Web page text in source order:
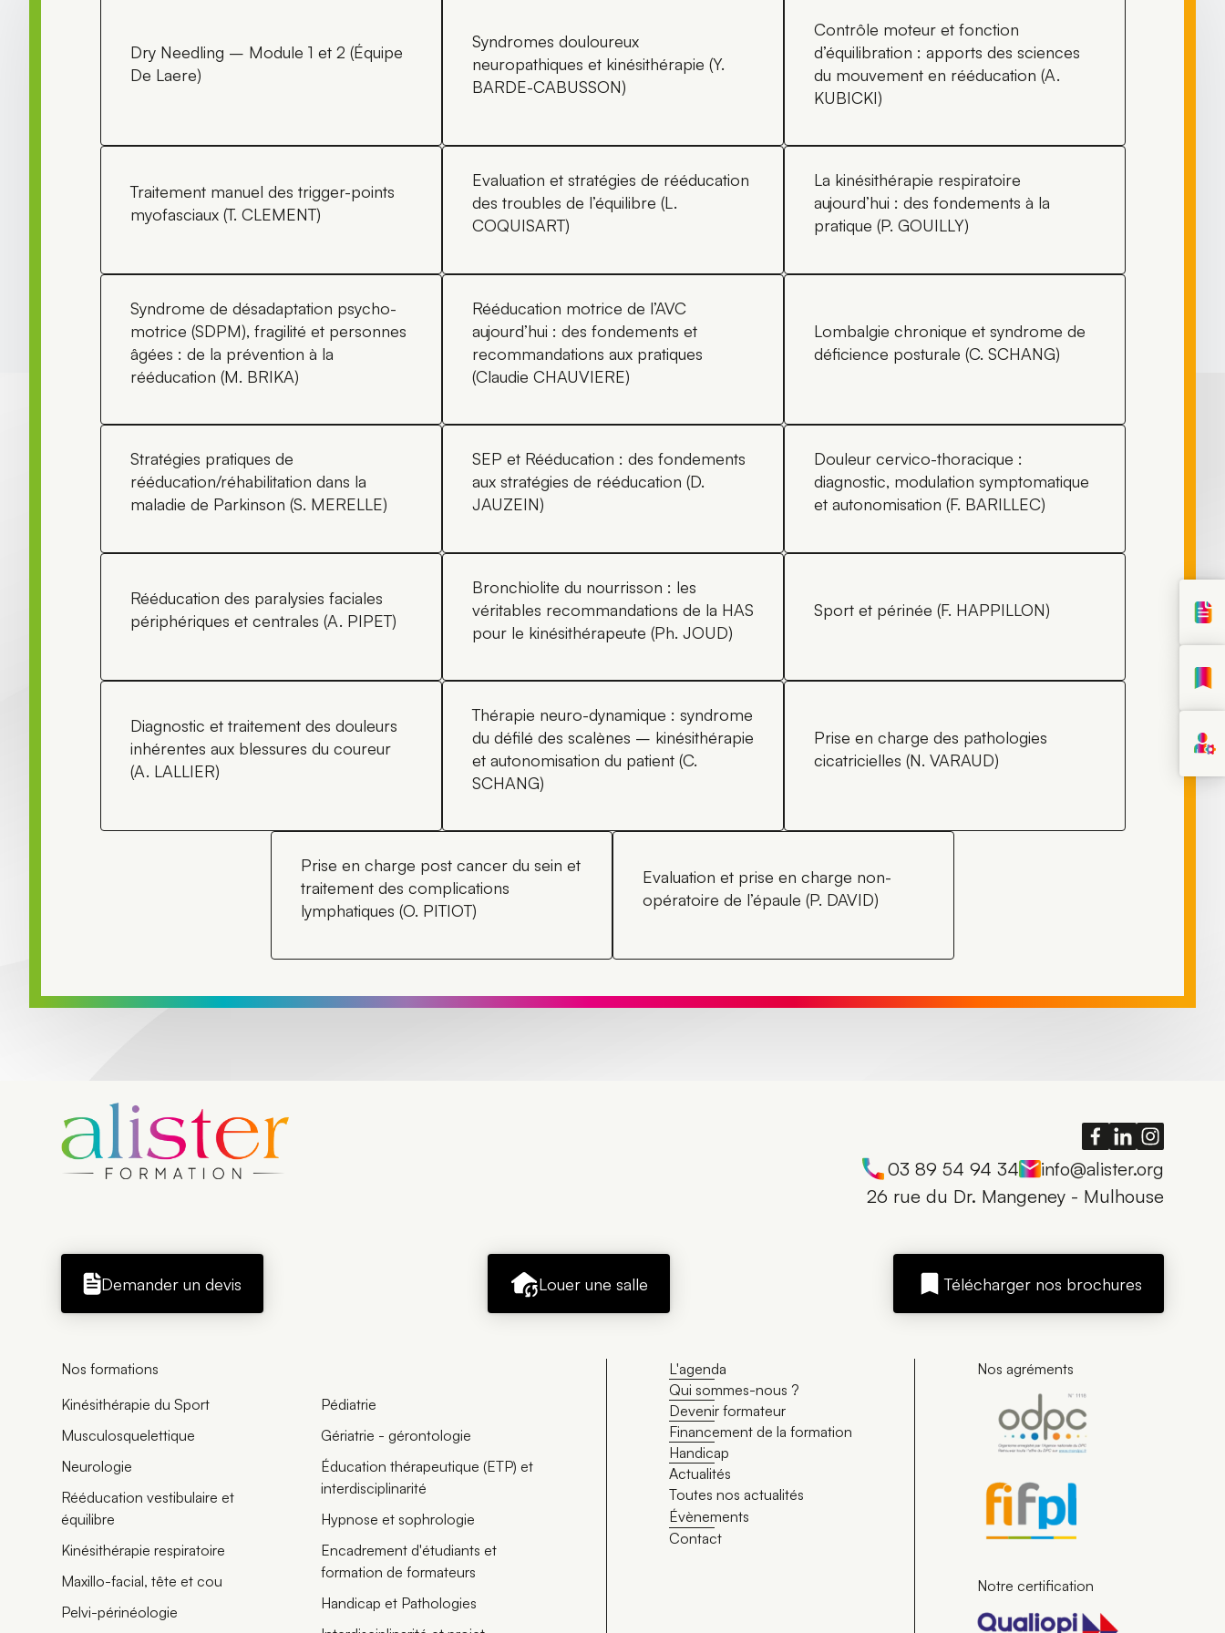
Dry Needling – Module 1 et 2 (Équipe
De Laere)
Syndromes douloureux
neuropathiques et kinésithérapie (Y.
BARDE-CABUSSON)
Contrôle moteur et fonction
d’équilibration : apports des sciences
du mouvement en rééducation (A.
KUBICKI)
Traitement manuel des trigger-points
myofasciaux (T. CLEMENT)
Evaluation et stratégies de rééducation
des troubles de l’équilibre (L.
COQUISART)
La kinésithérapie respiratoire
aujourd’hui : des fondements à la
pratique (P. GOUILLY)
Syndrome de désadaptation psycho-
motrice (SDPM), fragilité et personnes
âgées : de la prévention à la
rééducation (M. BRIKA)
Rééducation motrice de l’AVC
aujourd’hui : des fondements et
recommandations aux pratiques
(Claudie CHAUVIERE)
Lombalgie chronique et syndrome de
déficience posturale (C. SCHANG)
Stratégies pratiques de
rééducation/réhabilitation dans la
maladie de Parkinson (S. MERELLE)
SEP et Rééducation : des fondements
aux stratégies de rééducation (D.
JAUZEIN)
Douleur cervico-thoracique :
diagnostic, modulation symptomatique
et autonomisation (F. BARILLEC)
Rééducation des paralysies faciales
périphériques et centrales (A. PIPET)
Bronchiolite du nourrisson : les
véritables recommandations de la HAS
pour le kinésithérapeute (Ph. JOUD)
Sport et périnée (F. HAPPILLON)
Diagnostic et traitement des douleurs
inhérentes aux blessures du coureur
(A. LALLIER)
Thérapie neuro-dynamique : syndrome
du défilé des scalènes – kinésithérapie
et autonomisation du patient (C.
SCHANG)
Prise en charge des pathologies
cicatricielles (N. VARAUD)
Prise en charge post cancer du sein et
traitement des complications
lymphatiques (O. PITIOT)
Evaluation et prise en charge non-
opératoire de l’épaule (P. DAVID)
03 89 54 94 34
info@alister.org
26 rue du Dr. Mangeney - Mulhouse
Demander un devis Louer une salle Télécharger nos brochures
Nos formations
Kinésithérapie du Sport
Musculosquelettique
Neurologie
Rééducation vestibulaire et
équilibre
Kinésithérapie respiratoire
Maxillo-facial, tête et cou
Pelvi-périnéologie
Pédiatrie
Gériatrie - gérontologie
Éducation thérapeutique (ETP) et
interdisciplinarité
Hypnose et sophrologie
Encadrement d'étudiants et
formation de formateurs
Handicap et Pathologies
L'agenda
Qui sommes-nous ?
Devenir formateur
Financement de la formation
Handicap
Actualités
Toutes nos actualités
Évènements
Contact
Nos agréments
Notre certification